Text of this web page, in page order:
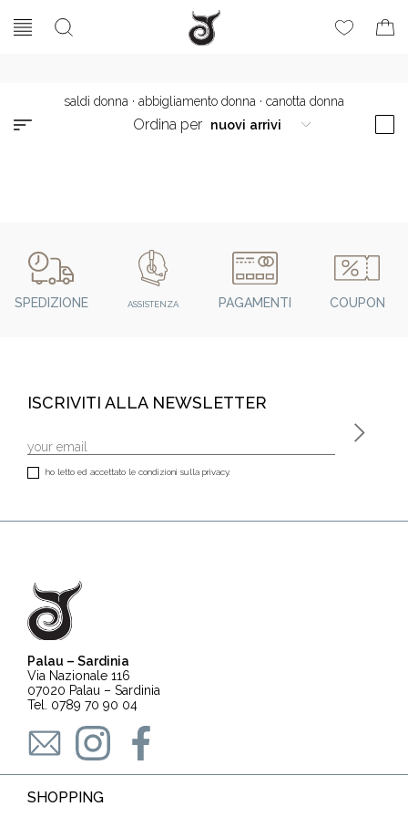
saldi donna · abbigliamento donna · canotta donna
Ordina per
SPEDIZIONE ASSISTENZA PAGAMENTI COUPON
ISCRIVITI ALLA NEWSLETTER
ho letto ed accettato le condizioni sulla privacy.
Palau – Sardinia
Via Nazionale 116
07020 Palau – Sardinia
Tel. 0789 70 90 04
SHOPPING